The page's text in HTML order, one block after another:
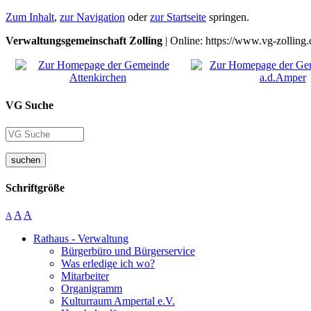
Zum Inhalt, zur Navigation oderzur Startseite springen.
Verwaltungsgemeinschaft Zolling | Online: https://www.vg-
VG Suche
suchen
Schriftgröße
A A A
Rathaus - Verwaltung
Bürgerbüro und Bürgerservice
Was erledige ich wo?
Mitarbeiter
Organigramm
Kulturraum Ampertal e.V.